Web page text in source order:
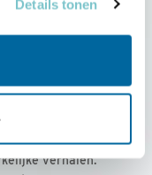
Details tonen
per jaar
met
verhalen.